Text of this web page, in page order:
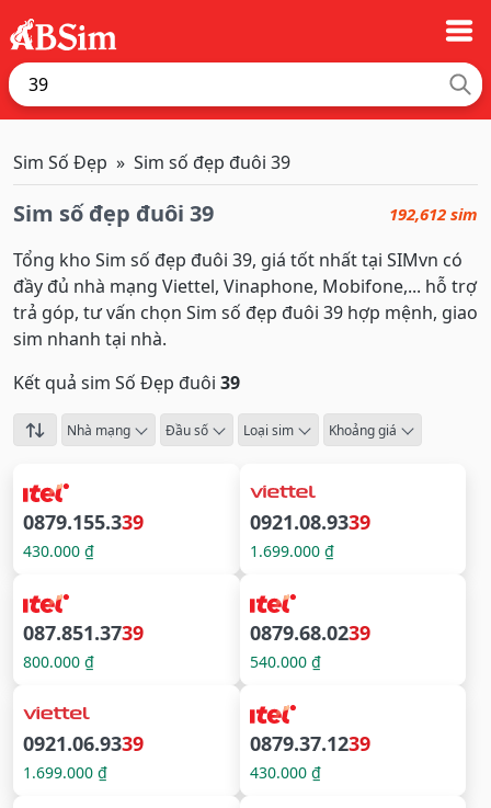
Sim Số Đẹp Sim số đẹp đuôi 39
Sim số đẹp đuôi 39 192,612 sim
Tổng kho Sim số đẹp đuôi 39, giá tốt nhất tại SIMvn có
đầy đủ nhà mạng Viettel, Vinaphone, Mobifone,... hỗ trợ
trả góp, tư vấn chọn Sim số đẹp đuôi 39 hợp mệnh, giao
sim nhanh tại nhà.
Kết quả sim Số Đẹp đuôi 39
Nhà mạng Đầu số Loại sim Khoảng giá
0879.155.339
430.000 ₫
0921.08.9339
1.699.000 ₫
087.851.3739
800.000 ₫
0879.68.0239
540.000 ₫
0921.06.9339
1.699.000 ₫
0879.37.1239
430.000 ₫